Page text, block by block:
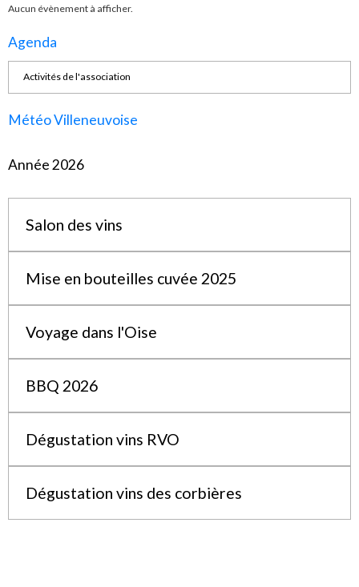
Aucun évènement à afficher.
Agenda
Activités de l'association
Météo Villeneuvoise
Année 2026
Salon des vins
Mise en bouteilles cuvée 2025
Voyage dans l'Oise
BBQ 2026
Dégustation vins RVO
Dégustation vins des corbières